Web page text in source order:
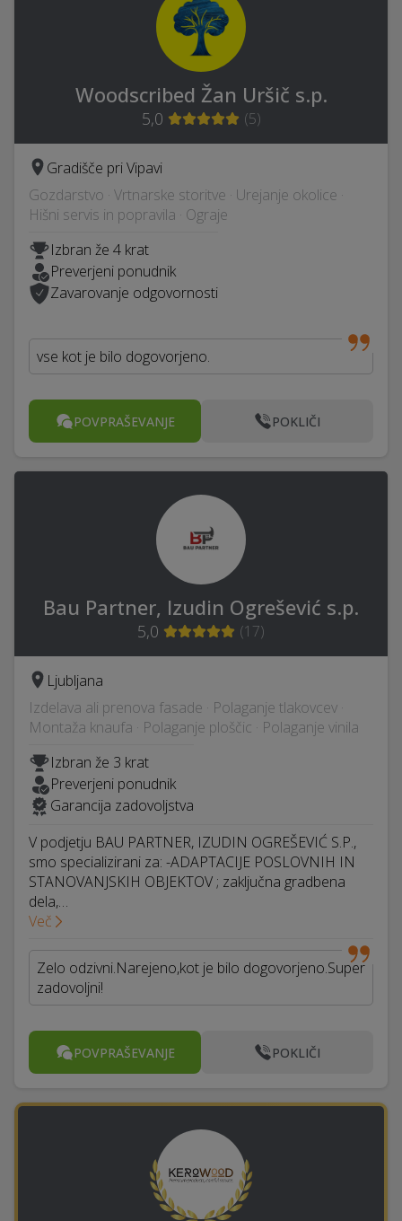
Woodscribed Žan Uršič s.p.
5,0 (5)
Gradišče pri Vipavi
Gozdarstvo · Vrtnarske storitve · Urejanje okolice ·
Hišni servis in popravila · Ograje
Izbran že 4 krat
Preverjeni ponudnik
Zavarovanje odgovornosti
vse kot je bilo dogovorjeno.
POVPRAŠEVANJE POKLIČI
Bau Partner, Izudin Ogrešević s.p.
5,0 (17)
Ljubljana
Izdelava ali prenova fasade · Polaganje tlakovcev ·
Montaža knaufa · Polaganje ploščic · Polaganje vinila
Izbran že 3 krat
Preverjeni ponudnik
Garancija zadovoljstva
V podjetju BAU PARTNER, IZUDIN OGREŠEVIĆ S.P.,
smo specializirani za: -ADAPTACIJE POSLOVNIH IN
STANOVANJSKIH OBJEKTOV ; zaključna gradbena
dela,…
Več
Zelo odzivni.Narejeno,kot je bilo dogovorjeno.Super
zadovoljni!
POVPRAŠEVANJE POKLIČI